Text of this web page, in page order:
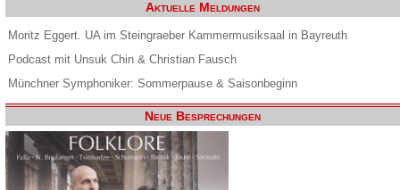
Aktuelle Meldungen
Moritz Eggert. UA im Steingraeber Kammermusiksaal in Bayreuth
Podcast mit Unsuk Chin & Christian Fausch
Münchner Symphoniker: Sommerpause & Saisonbeginn
Neue Besprechungen